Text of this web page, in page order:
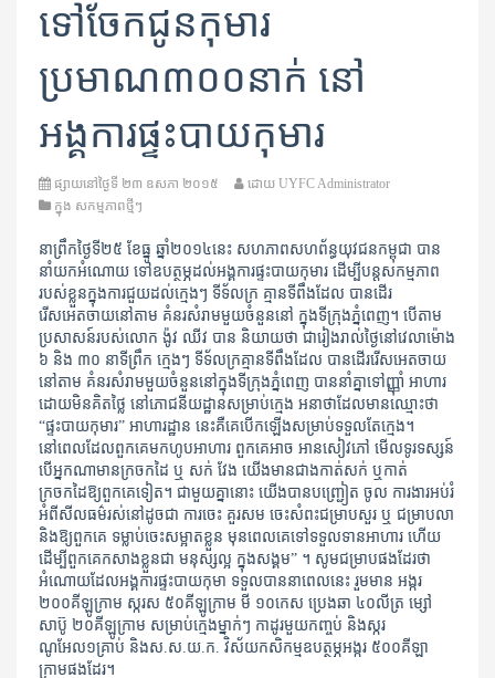
ទៅចែកជូនកុមារ
ប្រមាណ៣០០នាក់ នៅ
អង្គការផ្ទះបាយកុមារ
ផ្សាយនៅថ្ងៃទី ២៣ ឧសភា ២០១៥ ដោយ UYFC Administrator
ក្នុង សកម្មភាពថ្មីៗ
នាព្រឹកថ្ងៃទី២៥ ខែធ្នូ ឆ្នាំ២០១៤នេះ សហភាពសហព័ន្ធយុវជនកម្ពុជា បាន
នាំយកអំណោយ ទៅឧបត្ថម្ភដល់អង្គការផ្ទះបាយកុមារ ដើម្បីបន្តសកម្មភាព
របស់ខ្លួនក្នុងការជួយដល់ក្មេងៗ ទីទ័លក្រ គ្មានទីពឹងដែល បានដើរ
រើសអេតចាយនៅតាម គំនរសំរាមមួយចំនួននៅ ក្នុងទីក្រុងភ្នំពេញ។ បើតាម
ប្រសាសន៍របស់លោក ង៉ូវ ឈីវ បាន និយាយថា ជារៀងរាល់ថ្ងៃនៅវេលាម៉ោង
៦ និង ៣០ នាទីព្រឹក ក្មេងៗ ទីទ័លក្រគ្មានទីពឹងដែល បានដើររើសអេតចាយ
នៅតាម គំនរសំរាមមួយចំនួននៅក្នុងទីក្រុងភ្នំពេញ បាននាំគ្នាទៅញ្ញ៉ាំ អាហារ
ដោយមិនគិតថ្លៃ នៅភោជនីយដ្ឋានសម្រាប់ក្មេង អនាថាដែលមានឈ្មោះថា
“ផ្ទះបាយកុមារ” អាហារដ្ឋាន នេះគឺគេបើកឡើងសម្រាប់ទទួលតែក្មេង។
នៅពេលដែលពួកគេមកហូបអាហារ ពួកគេអាច អានសៀវភៅ មើលទូរទស្សន៍
បើអ្នកណាមានក្រចកដៃ ឬ សក់ វែង យើងមានជាងកាត់សក់ ឬកាត់
ក្រចកដៃឱ្យពួកគេទៀត។ ជាមួយគ្នានោះ យើងបានបញ្ជ្រៀត ចូល ការងារអប់រំ
អំពីសីលធម៌រស់នៅដូចជា ការចេះ គួរសម ចេះសំពះជម្រាបសួរ ឬ ជម្រាបលា
និងឱ្យពួកគេ ទម្លាប់ចេះសម្អាតខ្លួន មុនពេលគេទៅទទួលទានអាហារ ហើយ
ដើម្បីពួកគេកសាងខ្លួនជា មនុស្សល្អ ក្នុងសង្គម” ។ សូមជម្រាបផងដែរថា
អំណោយដែលអង្គការផ្ទះបាយកុមា ទទួលបាននាពេលនេះ រួមមាន អង្ករ
២០០គីឡូក្រាម ស្ករស ៥០គីឡូក្រាម មី ១០កេស ប្រេងឆា ៤០លីត្រ ម្សៅ
សាប៊ូ ២០គីឡូក្រាម សម្រាប់ក្មេងម្នាក់ៗ កាដូរមួយកញ្ចប់ និងស្ករ
ណូអែល១គ្រាប់ និងស.ស.យ.ក. វិស័យកសិកម្មឧបត្ថម្ភអង្ករ ៥០០គីឡា
ក្រាមផងដែរ។